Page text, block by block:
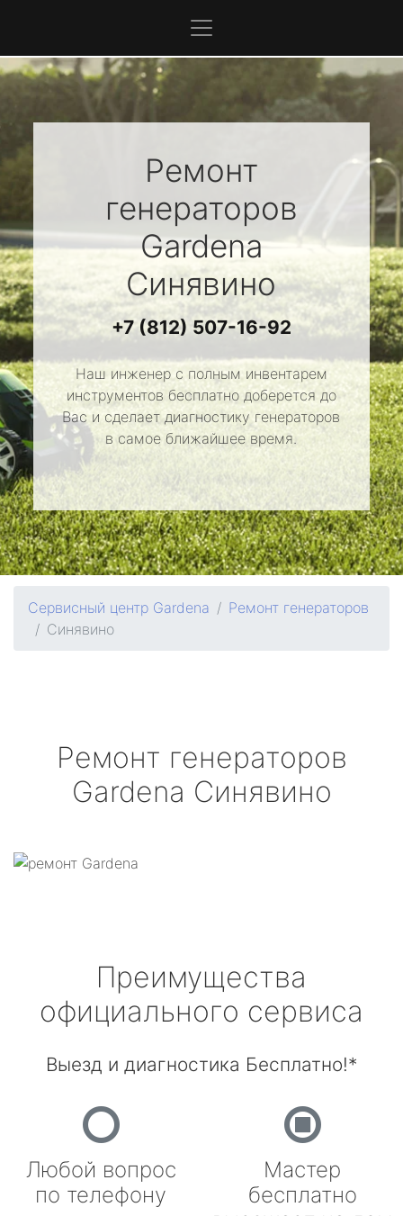
Ремонт
генераторов
Gardena
Синявино
+7 (812) 507-16-92
Наш инженер с полным инвентарем
инструментов бесплатно доберется до
Вас и сделает диагностику генераторов
в самое ближайшее время.
Сервисный центр Gardena
Ремонт генераторов
Синявино
Ремонт генераторов
Gardena Синявино
Преимущества
официального сервиса
Выезд и диагностика Бесплатно!*
Любой вопрос
по телефону
Мастер
бесплатно